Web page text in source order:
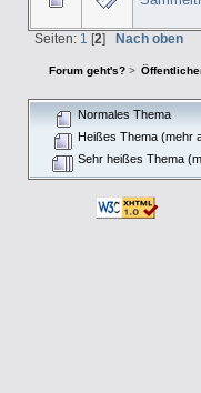
Seiten: 1 [2] Nach oben
Forum geht's?>
Normales Thema
Heißes Thema (mehr
Sehr heißes Thema